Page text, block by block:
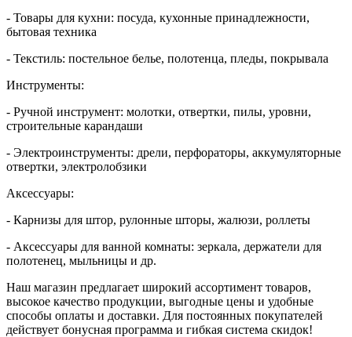
- Товары для кухни: посуда, кухонные принадлежности,
бытовая техника
- Текстиль: постельное белье, полотенца, пледы, покрывала
Инструменты:
- Ручной инструмент: молотки, отвертки, пилы, уровни,
строительные карандаши
- Электроинструменты: дрели, перфораторы, аккумуляторные
отвертки, электролобзики
Аксессуары:
- Карнизы для штор, рулонные шторы, жалюзи, роллеты
- Аксессуары для ванной комнаты: зеркала, держатели для
полотенец, мыльницы и др.
Наш магазин предлагает широкий ассортимент товаров,
высокое качество продукции, выгодные цены и удобные
способы оплаты и доставки. Для постоянных покупателей
действует бонусная программа и гибкая система скидок!